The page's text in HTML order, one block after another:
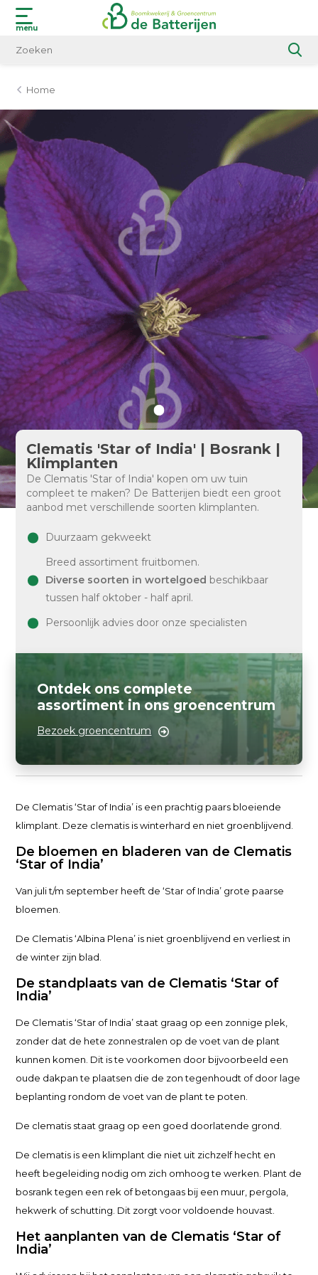
menu
Home
Clematis 'Star of India' | Bosrank |
Klimplanten
De Clematis 'Star of India' kopen om uw tuin
compleet te maken? De Batterijen biedt een groot
aanbod met verschillende soorten klimplanten.
Duurzaam gekweekt
Breed assortiment fruitbomen.
Diverse soorten in wortelgoed beschikbaar
tussen half oktober - half april.
Persoonlijk advies door onze specialisten
Ontdek ons complete
assortiment in ons groencentrum
Bezoek groencentrum
De Clematis ‘Star of India’ is een prachtig paars bloeiende
klimplant. Deze clematis is winterhard en niet groenblijvend.
De bloemen en bladeren van de Clematis
‘Star of India’
Van juli t/m september heeft de ‘Star of India’ grote paarse
bloemen.
De Clematis ‘Albina Plena’ is niet groenblijvend en verliest in
de winter zijn blad.
De standplaats van de Clematis ‘Star of
India’
De Clematis ‘Star of India’ staat graag op een zonnige plek,
zonder dat de hete zonnestralen op de voet van de plant
kunnen komen. Dit is te voorkomen door bijvoorbeeld een
oude dakpan te plaatsen die de zon tegenhoudt of door lage
beplanting rondom de voet van de plant te poten.
De clematis staat graag op een goed doorlatende grond.
De clematis is een klimplant die niet uit zichzelf hecht en
heeft begeleiding nodig om zich omhoog te werken. Plant de
bosrank tegen een rek of betongaas bij een muur, pergola,
hekwerk of schutting. Dit zorgt voor voldoende houvast.
Het aanplanten van de Clematis ‘Star of
India’